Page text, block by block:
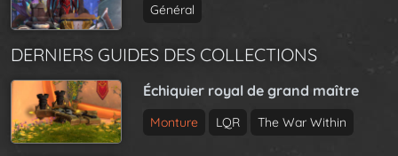
Général
DERNIERS GUIDES DES COLLECTIONS
Échiquier royal de grand maître
Monture LQR The War Within